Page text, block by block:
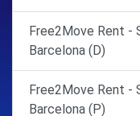
Free2Move Rent -
Barcelona (D)
Free2Move Rent -
Barcelona (P)